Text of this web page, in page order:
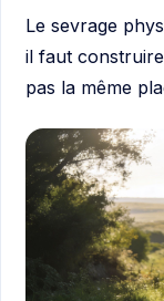
Le sevrage
il faut
pas la même